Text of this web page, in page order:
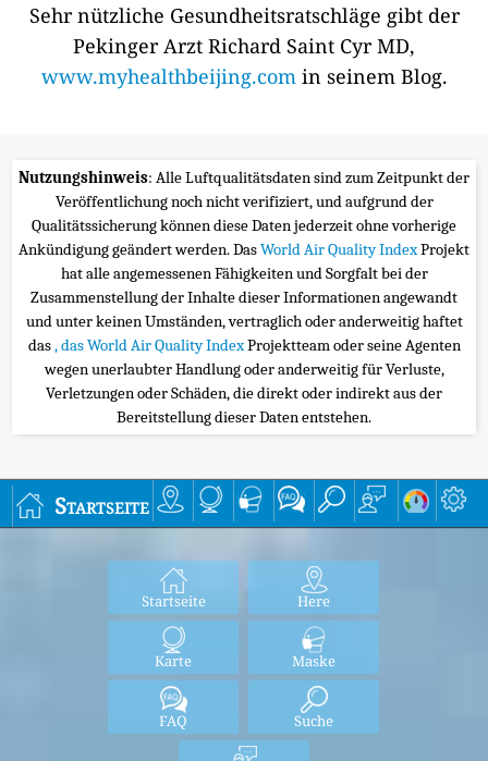
Sehr nützliche Gesundheitsratschläge gibt der
Pekinger Arzt Richard Saint Cyr MD,
www.myhealthbeijing.comin seinem Blog.
Nutzungshinweis: Alle Luftqualitätsdaten sind zum Zeitpunkt der
Veröffentlichung noch nicht verifiziert, und aufgrund der
Qualitätssicherung können diese Daten jederzeit ohne vorherige
Ankündigung geändert werden. DasWorld Air Quality IndexProjekt
hat alle angemessenen Fähigkeiten und Sorgfalt bei der
Zusammenstellung der Inhalte dieser Informationen angewandt
und unter keinen Umständen, vertraglich oder anderweitig haftet
das, das World Air Quality IndexProjektteam oder seine Agenten
wegen unerlaubter Handlung oder anderweitig für Verluste,
Verletzungen oder Schäden, die direkt oder indirekt aus der
Bereitstellung dieser Daten entstehen.
Startseite
Startseite Here
Karte Maske
FAQ Suche